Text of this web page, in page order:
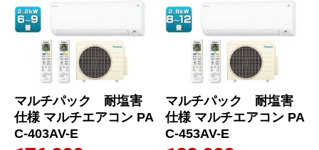
マルチパック 耐塩害
仕様 マルチエアコン PA
C-403AV-E
マルチパック 耐塩害
仕様 マルチエアコン PA
C-453AV-E